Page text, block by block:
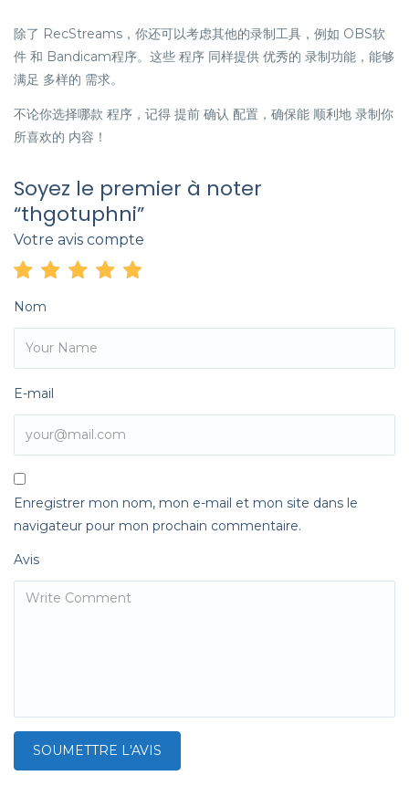
除了 RecStreams，你还可以考虑其他的录制工具，例如 OBS软
件 和 Bandicam程序。这些 程序 同样提供 优秀的 录制功能，能够
满足 多样的 需求。
不论你选择哪款 程序，记得 提前 确认 配置，确保能 顺利地 录制你
所喜欢的 内容！
Soyez le premier à noter
“thgotuphni”
Votre avis compte
Nom
E-mail
Enregistrer mon nom, mon e-mail et mon site dans le
navigateur pour mon prochain commentaire.
Avis